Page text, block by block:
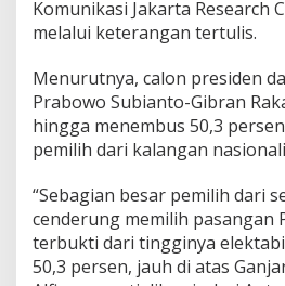
a
n
e
m
b
u
s
0
3
P
e
Komunikasi Jakarta Research
melalui keterangan tertulis.
Menurutnya, calon presiden
Prabowo Subianto-Gibran
hingga menembus 50,3
pemilih dari kalangan
“Sebagian besar pemilih dari
cenderung memilih pasangan
terbukti dari tingginya
50,3 persen, jauh di atas